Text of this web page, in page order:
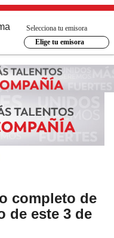
Selecciona tu emisora
Elige tu emisora
completo de
de este 3 de